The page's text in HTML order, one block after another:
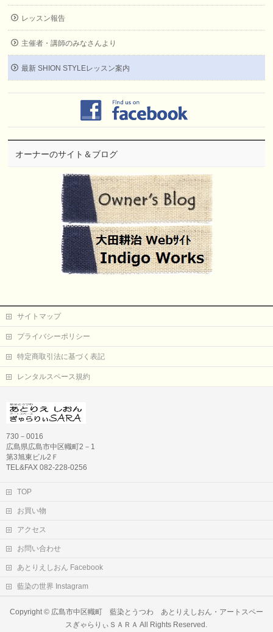
レッスン報告
主催者・講師のみなさんより
最新 SHION STYLEレッスン案内
オーナーのサイト＆ブログ
サイトマップ
プライバシーポリシー
特定商取引法に基づく表記
レンタルスペース規約
730－0016
広島県広島市中区幟町2－1
第3旭東ビル2Ｆ
TEL&FAX 082-228-0256
TOP
お買い物
アクセス
お問い合わせ
あとりえしおん Facebook
藍染の世界 Instagram
Copyright © 広島市中区幟町 藍染とうつわ あとりえしおん・アートスペー
スぎゃらりぃＳＡＲＡ All Rights Reserved.